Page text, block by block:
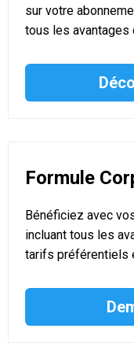
sur votre
tous les
Formule
Bénéficiez avec
incluant tous les
tarifs préférentiels